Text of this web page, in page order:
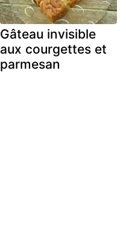
Gâteau invisible
aux courgettes et
parmesan